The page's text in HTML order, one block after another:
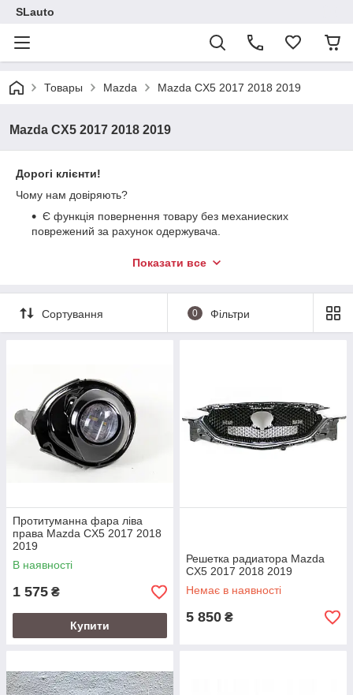
SLauto
Товары Mazda Mazda CX5 2017 2018 2019
Mazda CX5 2017 2018 2019
Дорогі клієнти!
Чому нам довіряють?
Є функція повернення товару без механиеских
поврежений за рахунок одержувача.
Завжди на зв'язку
На ринку більше 2-х років
Всі запчастини якісні, ніякого шлюбу
дешевше ніж Новою Поштою.
Показати все
Сортування 0 Фільтри
Протитуманна фара ліва
права Mazda CX5 2017 2018
2019
В наявності
1 575 ₴
Купити
Решетка радиатора Mazda
CX5 2017 2018 2019
Немає в наявності
5 850 ₴